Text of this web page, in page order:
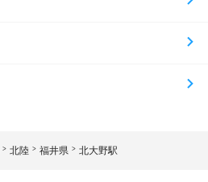
北陸 福井県 北大野駅